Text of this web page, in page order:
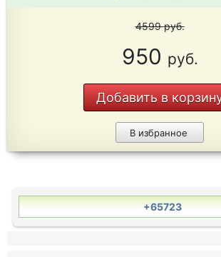
4599руб.
950 руб.
Добавить в
В избранное
+65723